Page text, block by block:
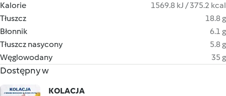
Kalorie
1569.8 kJ / 375.2 kcal
Tłuszcz
18.8 g
Błonnik
6.1 g
Tłuszcz nasycony
5.8 g
Węglowodany
35 g
Dostępny w
KOLACJA